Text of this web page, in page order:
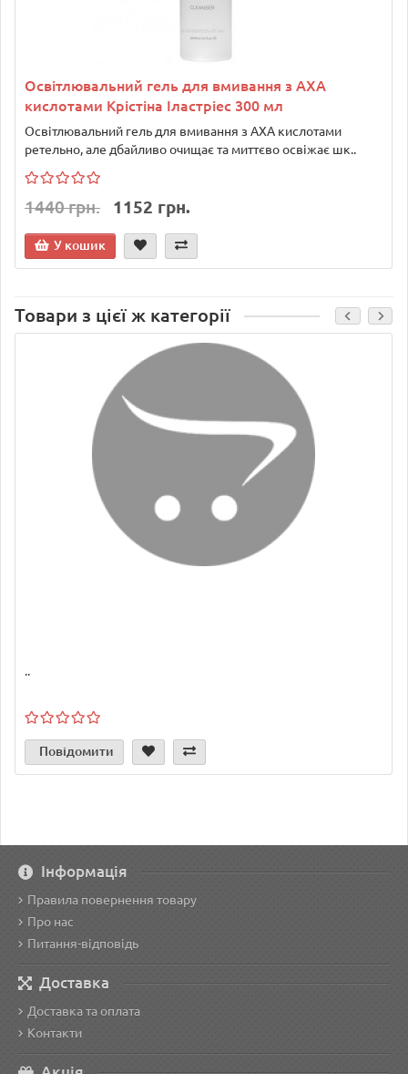
Освітлювальний гель для вмивання з АХА
кислотами Крістіна Іластріес 300 мл
Освітлювальний гель для вмивання з АХА кислотами
ретельно, але дбайливо очищає та миттєво освіжає шк..
1440 грн. 1152 грн.
У кошик
Товари з цієї ж категорії
..
Повідомити
Інформація
Правила повернення товару
Про нас
Питання-відповідь
Доставка
Доставка та оплата
Контакти